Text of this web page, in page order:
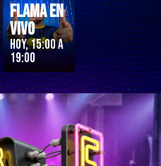
Flama en
Vivo
Hoy, 15:00 a
19:00